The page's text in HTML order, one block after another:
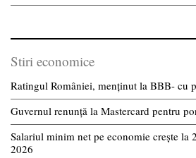
Stiri economice
Ratingul României, menținut la BBB- cu
Guvernul renunță la Mastercard pentru
Salariul minim net pe economie crește
2026